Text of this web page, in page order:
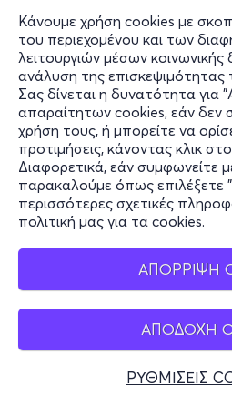
Κάνουμε χρήση cookies με
του περιεχομένου και των
λειτουργιών μέσων κοινωνικής
ανάλυση της επισκεψιμότητας
Σας δίνεται η δυνατότητα
απαραίτητων cookies, εάν δεν
χρήση τους, ή μπορείτε να
προτιμήσεις, κάνοντας κλικ
Διαφορετικά, εάν συμφωνείτε
παρακαλούμε όπως επιλέξετε
περισσότερες σχετικές
πολιτική μας για τα cookies.
ΑΠΟΡΡΙΨΗ
ΑΠΟΔΟΧΗ
ΡΥΘΜΙΣΕΙΣ
Κυρ,
18:00
ΘΕΛΩ ΝΑ ΣΟΥ
Εθνικής
Θέατρο Εταιρείας
από